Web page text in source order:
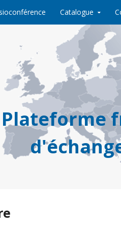
Catalogue
Plateforme